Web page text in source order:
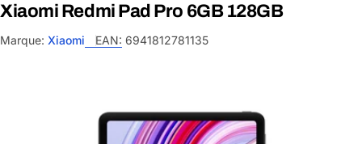
Xiaomi Redmi Pad Pro 6GB 128GB
Marque: Xiaomi EAN: 6941812781135